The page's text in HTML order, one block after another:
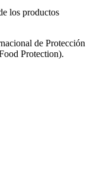
los productos
de Protección
Protection).